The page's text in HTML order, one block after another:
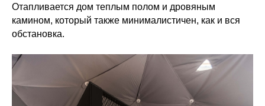
Отапливается дом теплым полом и дровяным
камином, который также минималистичен, как и вся
обстановка.